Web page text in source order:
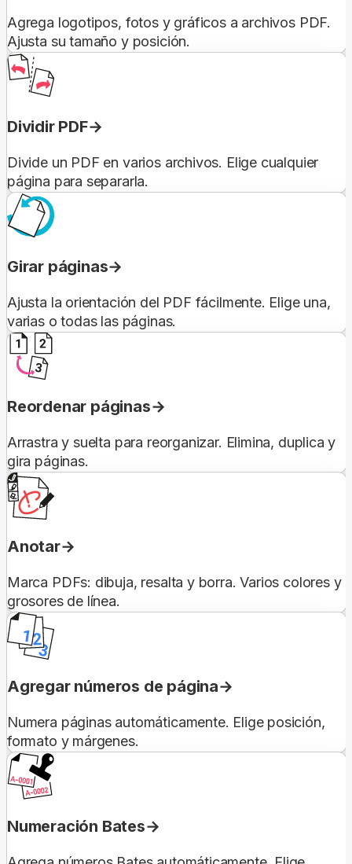
Agrega logotipos, fotos y gráficos a archivos PDF.
Ajusta su tamaño y posición.
Dividir PDF
Divide un PDF en varios archivos. Elige cualquier
página para separarla.
Girar páginas
Ajusta la orientación del PDF fácilmente. Elige una,
varias o todas las páginas.
Reordenar páginas
Arrastra y suelta para reorganizar. Elimina, duplica y
gira páginas.
Anotar
Marca PDFs: dibuja, resalta y borra. Varios colores y
grosores de línea.
Agregar números de página
Numera páginas automáticamente. Elige posición,
formato y márgenes.
Numeración Bates